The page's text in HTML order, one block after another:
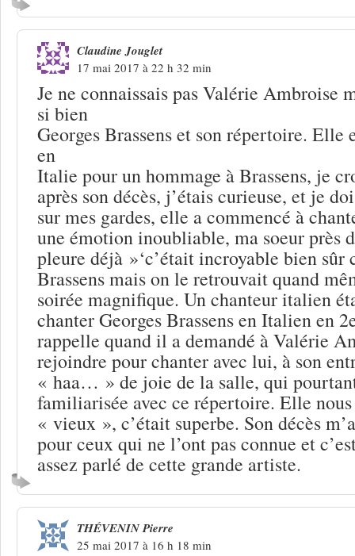
Claudine Jouglet
17 mai 2017 à 22 h 32 min
Je ne connaissais pas Valérie Ambroise
si bien
Georges Brassens et son répertoire. Elle
en
Italie pour un hommage à Brassens, je
après son décès, j’étais curieuse, et je
sur mes gardes, elle a commencé à
une émotion inoubliable, ma soeur près
pleure déjà »‘c’était incroyable bien sûr
Brassens mais on le retrouvait quand
soirée magnifique. Un chanteur italien
chanter Georges Brassens en Italien en
rappelle quand il a demandé à Valérie
rejoindre pour chanter avec lui, à son
« haa… » de joie de la salle, qui
familiarisée avec ce répertoire. Elle
« vieux », c’était superbe. Son décès
pour ceux qui ne l’ont pas connue et
assez parlé de cette grande artiste.
THÉVENIN Pierre
25 mai 2017 à 16 h 18 min